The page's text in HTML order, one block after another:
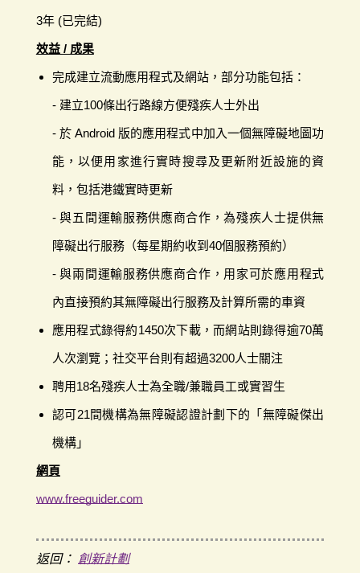
3年 (已完結)
效益 / 成果
完成建立流動應用程式及網站，部分功能包括：
- 建立100條出行路線方便殘疾人士外出
- 於 Android 版的應用程式中加入一個無障礙地圖功
能，以便用家進行實時搜尋及更新附近設施的資
料，包括港鐵實時更新
- 與五間運輸服務供應商合作，為殘疾人士提供無
障礙出行服務（每星期約收到40個服務預約）
- 與兩間運輸服務供應商合作，用家可於應用程式
內直接預約其無障礙出行服務及計算所需的車資
應用程式錄得約1450次下載，而網站則錄得逾70萬
人次瀏覽；社交平台則有超過3200人士關注
聘用18名殘疾人士為全職/兼職員工或實習生
認可21間機構為無障礙認證計劃下的「無障礙傑出
機構」
網頁
www.freeguider.com
返回： 創新計劃